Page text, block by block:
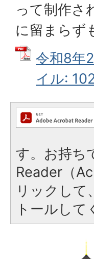
って制作さ
に留まらず
令和8年
イル:
す。お持ち
Reader（
リックし
トールして